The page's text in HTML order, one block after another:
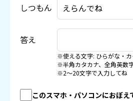
しつもん
答え
※使える文字: ひらがな・
※半角カタカナ、全角英数
※2〜20文字で入力してね
このスマホ・パソコンにおぼえ